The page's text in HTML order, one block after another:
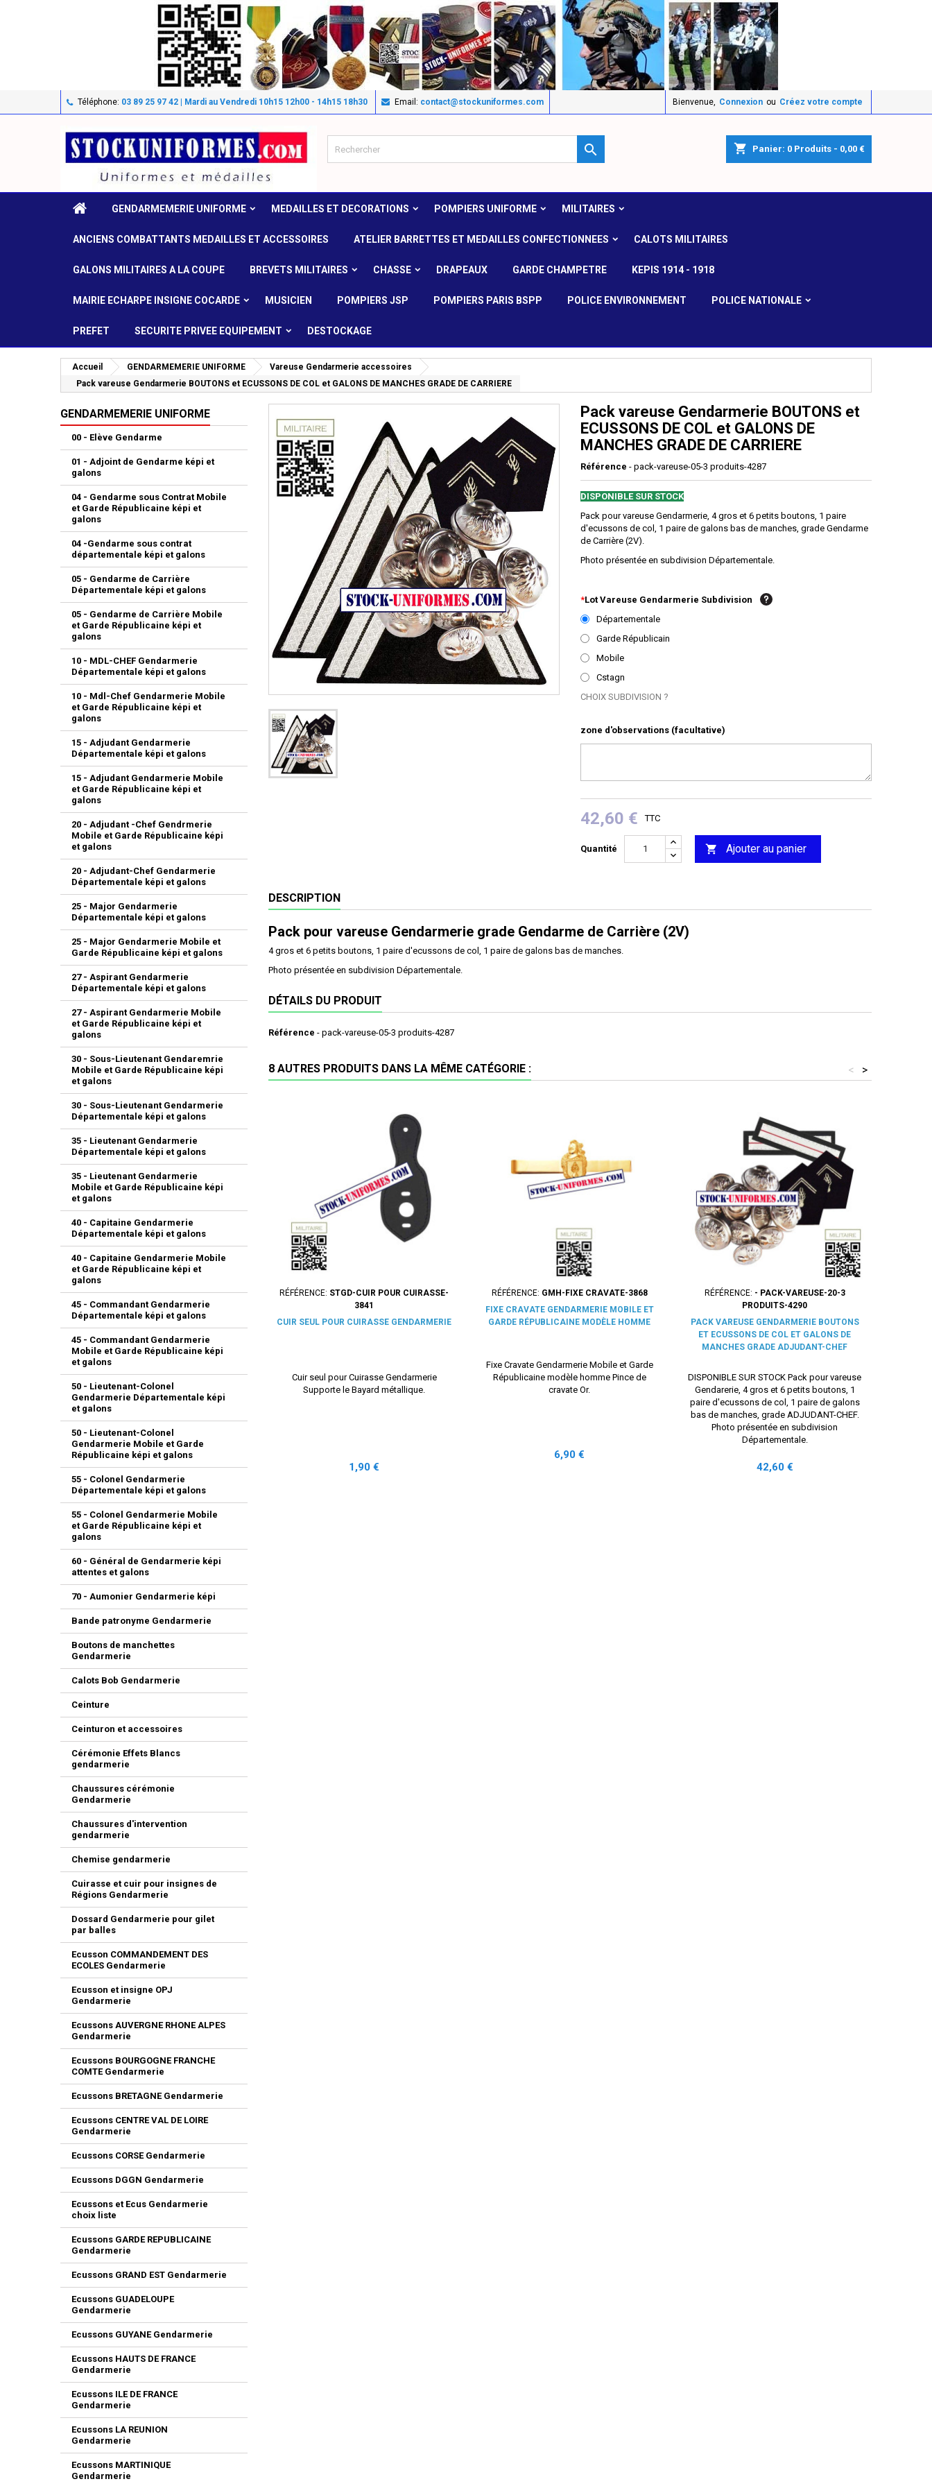
Téléphone: 03 89 25 97 42 | Mardi au Vendredi 10h15 12h00 - 14h15 18h30 Email: contact@stockuniformes.com Bienvenue, Connexion ou Créez votre compte
shopping_cart Panier: 0 Produits - 0,00 €

GENDARMEMERIE UNIFORME MEDAILLES ET DECORATIONS POMPIERS UNIFORME MILITAIRES
ANCIENS COMBATTANTS MEDAILLES ET ACCESSOIRES ATELIER BARRETTES ET MEDAILLES CONFECTIONNEES CALOTS MILITAIRES
GALONS MILITAIRES A LA COUPE BREVETS MILITAIRES CHASSE DRAPEAUX GARDE CHAMPETRE KEPIS 1914 - 1918
MAIRIE ECHARPE INSIGNE COCARDE MUSICIEN POMPIERS JSP POMPIERS PARIS BSPP POLICE ENVIRONNEMENT POLICE NATIONALE
PREFET SECURITE PRIVEE EQUIPEMENT DESTOCKAGE
Accueil GENDARMEMERIE UNIFORME
Vareuse Gendarmerie accessoires
Pack vareuse Gendarmerie BOUTONS et ECUSSONS DE COL et GALONS DE MANCHES GRADE DE CARRIERE
GENDARMEMERIE UNIFORME
00 - Elève Gendarme
01 - Adjoint de Gendarme képi et
galons
04 - Gendarme sous Contrat Mobile
et Garde Républicaine képi et
galons
04 -Gendarme sous contrat
départementale képi et galons
05 - Gendarme de Carrière
Départementale képi et galons
05 - Gendarme de Carrière Mobile
et Garde Républicaine képi et
galons
10 - MDL-CHEF Gendarmerie
Départementale képi et galons
10 - Mdl-Chef Gendarmerie Mobile
et Garde Républicaine képi et
galons
15 - Adjudant Gendarmerie
Départementale képi et galons
15 - Adjudant Gendarmerie Mobile
et Garde Républicaine képi et
galons
20 - Adjudant -Chef Gendrmerie
Mobile et Garde Républicaine képi
et galons
20 - Adjudant-Chef Gendarmerie
Départementale képi et galons
25 - Major Gendarmerie
Départementale képi et galons
25 - Major Gendarmerie Mobile et
Garde Républicaine képi et galons
27 - Aspirant Gendarmerie
Départementale képi et galons
27 - Aspirant Gendarmerie Mobile
et Garde Républicaine képi et
galons
30 - Sous-Lieutenant Gendaremrie
Mobile et Garde Républicaine képi
et galons
30 - Sous-Lieutenant Gendarmerie
Départementale képi et galons
35 - Lieutenant Gendarmerie
Départementale képi et galons
35 - Lieutenant Gendarmerie
Mobile et Garde Républicaine képi
et galons
40 - Capitaine Gendarmerie
Départementale képi et galons
40 - Capitaine Gendarmerie Mobile
et Garde Républicaine képi et
galons
45 - Commandant Gendarmerie
Départementale képi et galons
45 - Commandant Gendarmerie
Mobile et Garde Républicaine képi
et galons
50 - Lieutenant-Colonel
Gendarmerie Départementale képi
et galons
50 - Lieutenant-Colonel
Gendarmerie Mobile et Garde
Républicaine képi et galons
55 - Colonel Gendarmerie
Départementale képi et galons
55 - Colonel Gendarmerie Mobile
et Garde Républicaine képi et
galons
60 - Général de Gendarmerie képi
attentes et galons
70 - Aumonier Gendarmerie képi
Bande patronyme Gendarmerie
Boutons de manchettes
Gendarmerie
Calots Bob Gendarmerie
Ceinture
Ceinturon et accessoires
Cérémonie Effets Blancs
gendarmerie
Chaussures cérémonie
Gendarmerie
Chaussures d'intervention
gendarmerie
Chemise gendarmerie
Cuirasse et cuir pour insignes de
Régions Gendarmerie
Dossard Gendarmerie pour gilet
par balles
Ecusson COMMANDEMENT DES
ECOLES Gendarmerie
Ecusson et insigne OPJ
Gendarmerie
Ecussons AUVERGNE RHONE ALPES
Gendarmerie
Ecussons BOURGOGNE FRANCHE
COMTE Gendarmerie
Ecussons BRETAGNE Gendarmerie
Ecussons CENTRE VAL DE LOIRE
Gendarmerie
Ecussons CORSE Gendarmerie
Ecussons DGGN Gendarmerie
Ecussons et Ecus Gendarmerie
choix liste
Ecussons GARDE REPUBLICAINE
Gendarmerie
Ecussons GRAND EST Gendarmerie
Ecussons GUADELOUPE
Gendarmerie
Ecussons GUYANE Gendarmerie
Ecussons HAUTS DE FRANCE
Gendarmerie
Ecussons ILE DE FRANCE
Gendarmerie
Ecussons LA REUNION
Gendarmerie
Ecussons MARTINIQUE
Gendarmerie
Pack vareuse Gendarmerie BOUTONS et
ECUSSONS DE COL et GALONS DE
MANCHES GRADE DE CARRIERE
Référence - pack-vareuse-05-3 produits-4287
DISPONIBLE SUR STOCK
Pack pour vareuse Gendarmerie, 4 gros et 6 petits boutons, 1 paire
d'ecussons de col, 1 paire de galons bas de manches, grade Gendarme
de Carrière (2V).
Photo présentée en subdivision Départementale.
*Lot Vareuse Gendarmerie Subdivision
Départementale
Garde Républicain
Mobile
Cstagn
CHOIX SUBDIVISION ?
zone d'observations (facultative)
42,60 € TTC
Quantité  Ajouter au panier
DESCRIPTION
Pack pour vareuse Gendarmerie grade Gendarme de Carrière (2V)
4 gros et 6 petits boutons, 1 paire d'ecussons de col, 1 paire de galons bas de manches.
Photo présentée en subdivision Départementale.
DÉTAILS DU PRODUIT
Référence - pack-vareuse-05-3 produits-4287
8 AUTRES PRODUITS DANS LA MÊME CATÉGORIE : >
<
RÉFÉRENCE: STGD-CUIR POUR CUIRASSE-
3841
CUIR SEUL POUR CUIRASSE GENDARMERIE
Cuir seul pour Cuirasse Gendarmerie
Supporte le Bayard métallique.
Prix
1,90 €
RÉFÉRENCE: GMH-FIXE CRAVATE-3868
FIXE CRAVATE GENDARMERIE MOBILE ET
GARDE RÉPUBLICAINE MODÈLE HOMME
Fixe Cravate Gendarmerie Mobile et Garde
Républicaine modèle homme Pince de
cravate Or.
Prix
6,90 €
RÉFÉRENCE: - PACK-VAREUSE-20-3
PRODUITS-4290
PACK VAREUSE GENDARMERIE BOUTONS
ET ECUSSONS DE COL ET GALONS DE
MANCHES GRADE ADJUDANT-CHEF
DISPONIBLE SUR STOCK Pack pour vareuse
Gendarerie, 4 gros et 6 petits boutons, 1
paire d'ecussons de col, 1 paire de galons
bas de manches, grade ADJUDANT-CHEF.
Photo présentée en subdivision
Départementale.
Prix
42,60 €